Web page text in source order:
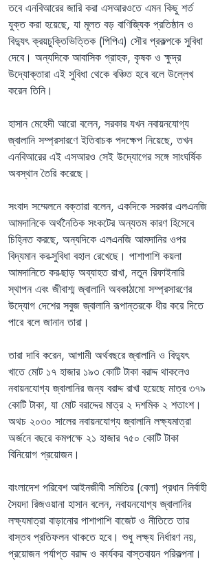
তবে এনবিআরের জারি করা এসআরওতে এমন কিছু শর্ত
যুক্ত করা হয়েছে, যা মূলত বড় বাণিজ্যিক প্রতিষ্ঠান ও
বিদ্যুৎ ক্রয়চুক্তিভিত্তিক (পিপিএ) সৌর প্রকল্পকে সুবিধা
দেবে। অন্যদিকে আবাসিক গ্রাহক, কৃষক ও ক্ষুদ্র
উদ্যোক্তারা এই সুবিধা থেকে বঞ্চিত হবে বলে উল্লেখ
করেন তিনি।
হাসান মেহেদী আরো বলেন, সরকার যখন নবায়নযোগ্য
জ্বালানি সম্প্রসারণে ইতিবাচক পদক্ষেপ নিয়েছে, তখন
এনবিআরের এই এসআরও সেই উদ্যোগের সঙ্গে সাংঘর্ষিক
অবস্থান তৈরি করেছে।
সংবাদ সম্মেলনে বক্তারা বলেন, একদিকে সরকার এলএনজি
আমদানিকে অর্থনৈতিক সংকটের অন্যতম কারণ হিসেবে
চিহ্নিত করছে, অন্যদিকে এলএনজি আমদানির ওপর
বিদ্যমান কর-সুবিধা বহাল রেখেছে। পাশাপাশি কয়লা
আমদানিতে কর-ছাড় অব্যাহত রাখা, নতুন রিফাইনারি
স্থাপন এবং জীবাশ্ম জ্বালানি অবকাঠামো সম্প্রসারণের
উদ্যোগ দেশের সবুজ জ্বালানি রূপান্তরকে ধীর করে দিতে
পারে বলে জানান তারা।
তারা দাবি করেন, আগামী অর্থবছরে জ্বালানি ও বিদ্যুৎ
খাতে মোট ১৭ হাজার ১৯৩ কোটি টাকা বরাদ্দ থাকলেও
নবায়নযোগ্য জ্বালানির জন্য বরাদ্দ রাখা হয়েছে মাত্র ৩৭৯
কোটি টাকা, যা মোট বরাদ্দের মাত্র ২ দশমিক ২ শতাংশ।
অথচ ২০৩০ সালের নবায়নযোগ্য জ্বালানি লক্ষ্যমাত্রা
অর্জনে বছরে কমপক্ষে ২১ হাজার ৭৫০ কোটি টাকা
বিনিয়োগ প্রয়োজন।
বাংলাদেশ পরিবেশ আইনজীবী সমিতির (বেলা) প্রধান নির্বাহী
সৈয়দা রিজওয়ানা হাসান বলেন, নবায়নযোগ্য জ্বালানির
লক্ষ্যমাত্রা বাড়ানোর পাশাপাশি বাজেট ও নীতিতে তার
বাস্তব প্রতিফলন থাকতে হবে। শুধু লক্ষ্য নির্ধারণ নয়,
প্রয়োজন পর্যাপ্ত বরাদ্দ ও কার্যকর বাস্তবায়ন পরিকল্পনা।